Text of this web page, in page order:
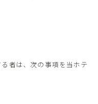
者は、次の事項を当ホテ